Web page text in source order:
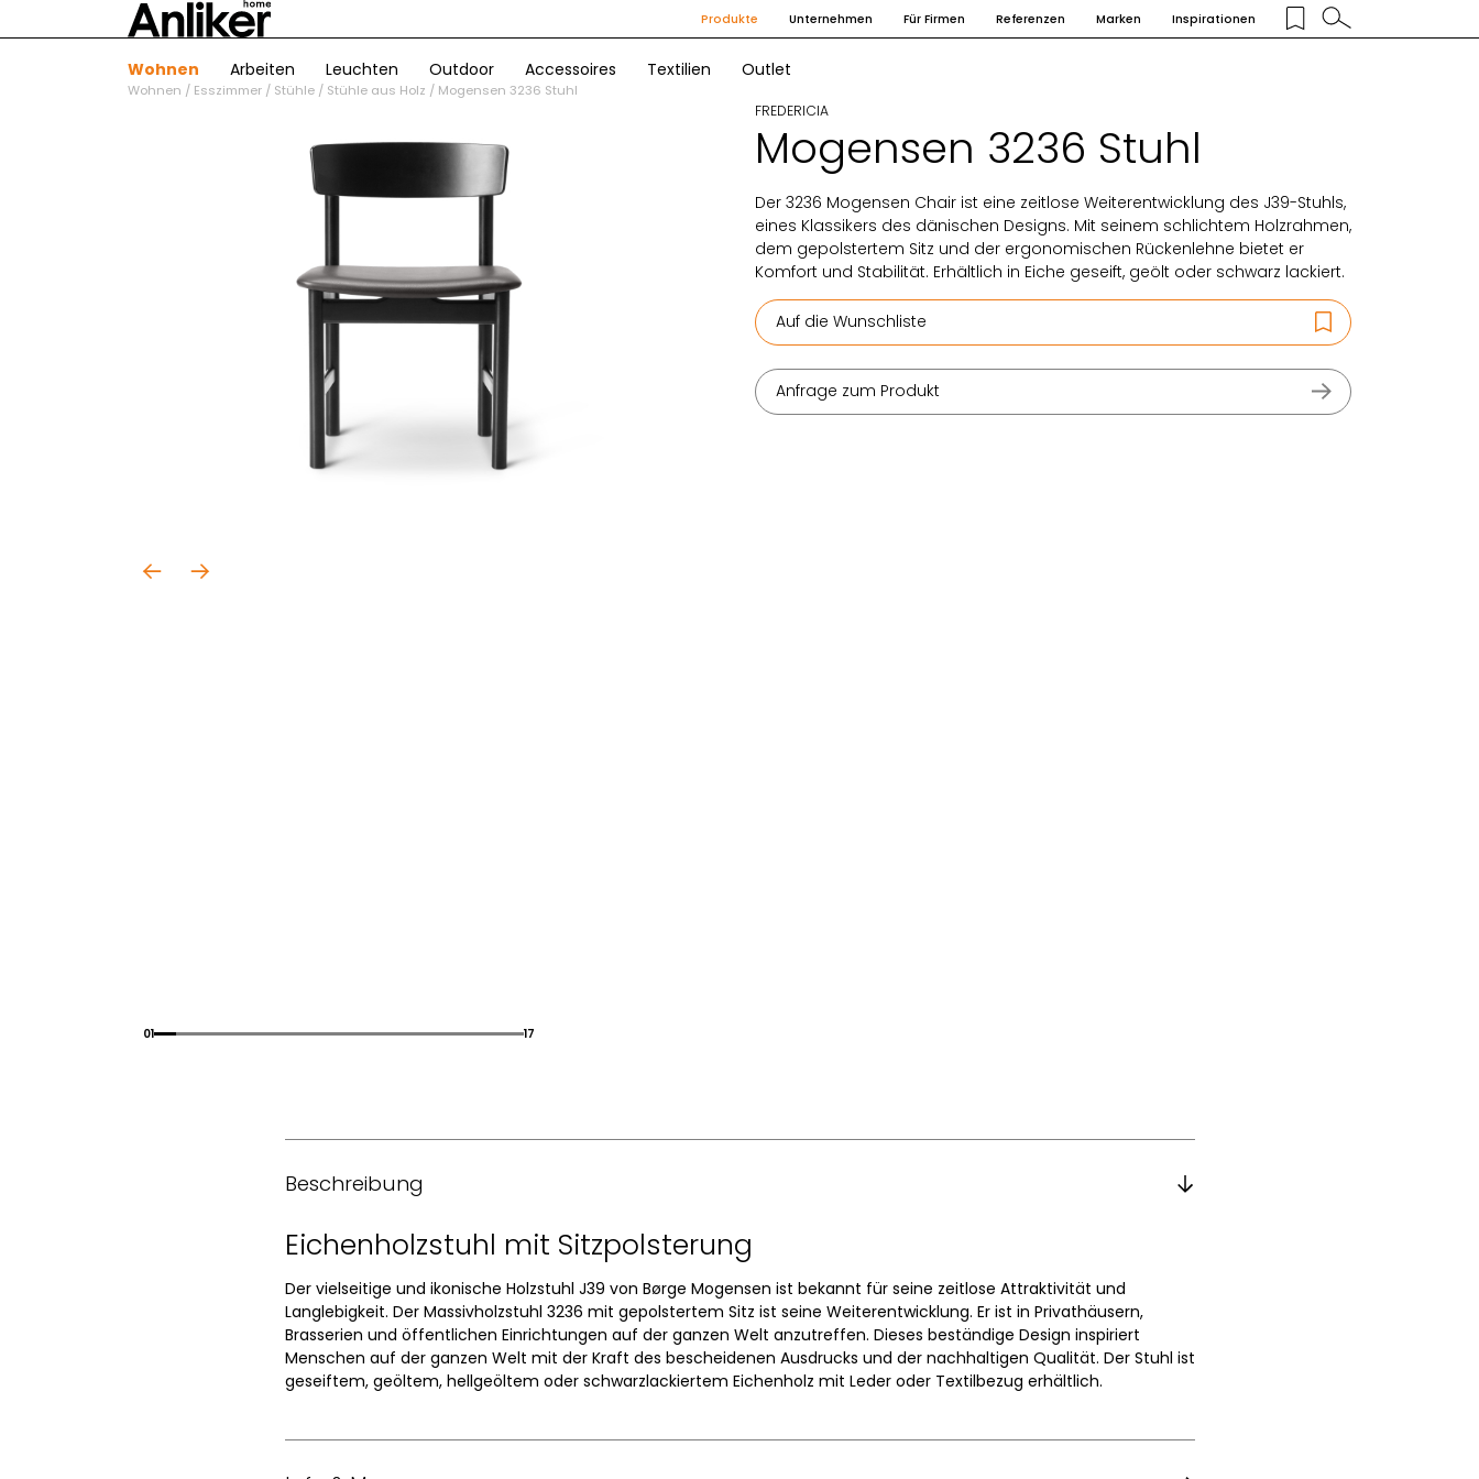
Produkte Unternehmen Für Firmen Referenzen Marken Inspirationen
Wohnen Arbeiten Leuchten Outdoor Accessoires Textilien Outlet
Wohnen / Esszimmer / Stühle / Stühle aus Holz / Mogensen 3236 Stuhl
01 17
FREDERICIA
Mogensen 3236 Stuhl
Der 3236 Mogensen Chair ist eine zeitlose Weiterentwicklung des J39-Stuhls,
eines Klassikers des dänischen Designs. Mit seinem schlichtem Holzrahmen,
dem gepolstertem Sitz und der ergonomischen Rückenlehne bietet er
Komfort und Stabilität. Erhältlich in Eiche geseift, geölt oder schwarz lackiert.
Auf die Wunschliste
Anfrage zum Produkt
Beschreibung
Eichenholzstuhl mit Sitzpolsterung
Der vielseitige und ikonische Holzstuhl J39 von Børge Mogensen ist bekannt für seine zeitlose Attraktivität und
Langlebigkeit. Der Massivholzstuhl 3236 mit gepolstertem Sitz ist seine Weiterentwicklung. Er ist in Privathäusern,
Brasserien und öffentlichen Einrichtungen auf der ganzen Welt anzutreffen. Dieses beständige Design inspiriert
Menschen auf der ganzen Welt mit der Kraft des bescheidenen Ausdrucks und der nachhaltigen Qualität. Der Stuhl ist
geseiftem, geöltem, hellgeöltem oder schwarzlackiertem Eichenholz mit Leder oder Textilbezug erhältlich.